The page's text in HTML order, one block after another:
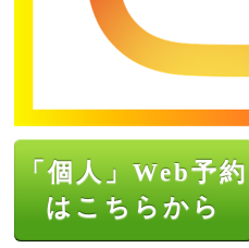
「個人」Web予約
はこちらから